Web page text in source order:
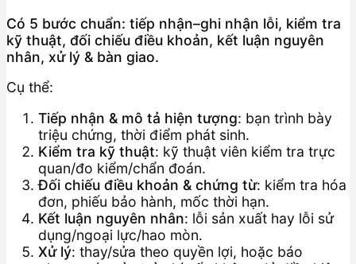
Có 5 bước chuẩn: tiếp nhận–ghi nhận lỗi, kiểm tra
kỹ thuật, đối chiếu điều khoản, kết luận nguyên
nhân, xử lý & bàn giao.
Cụ thể:
Tiếp nhận & mô tả hiện tượng: bạn trình bày
triệu chứng, thời điểm phát sinh.
Kiểm tra kỹ thuật: kỹ thuật viên kiểm tra trực
quan/đo kiểm/chẩn đoán.
Đối chiếu điều khoản & chứng từ: kiểm tra hóa
đơn, phiếu bảo hành, mốc thời hạn.
Kết luận nguyên nhân: lỗi sản xuất hay lỗi sử
dụng/ngoại lực/hao mòn.
Xử lý: thay/sửa theo quyền lợi, hoặc báo